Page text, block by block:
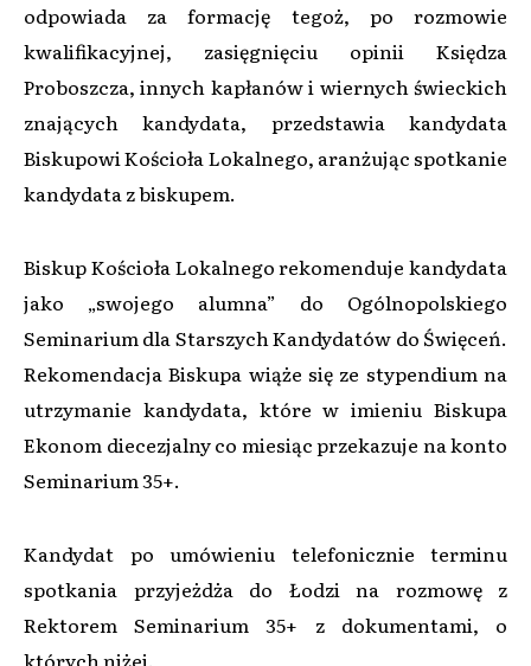
odpowiada za formację tegoż, po rozmowie
kwalifikacyjnej, zasięgnięciu opinii Księdza
Proboszcza, innych kapłanów i wiernych świeckich
znających kandydata, przedstawia kandydata
Biskupowi Kościoła Lokalnego, aranżując spotkanie
kandydata z biskupem.
Biskup Kościoła Lokalnego rekomenduje kandydata
jako „swojego alumna” do Ogólnopolskiego
Seminarium dla Starszych Kandydatów do Święceń.
Rekomendacja Biskupa wiąże się ze stypendium na
utrzymanie kandydata, które w imieniu Biskupa
Ekonom diecezjalny co miesiąc przekazuje na konto
Seminarium 35+.
Kandydat po umówieniu telefonicznie terminu
spotkania przyjeżdża do Łodzi na rozmowę z
Rektorem Seminarium 35+ z dokumentami, o
których niżej.